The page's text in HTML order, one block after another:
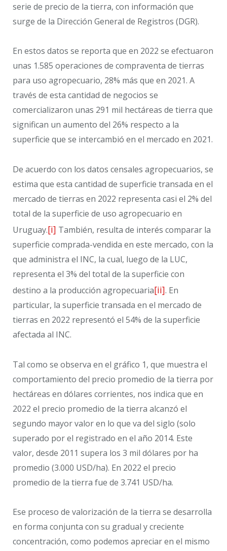
serie de precio de la tierra, con información que
surge de la Dirección General de Registros (DGR).
En estos datos se reporta que en 2022 se efectuaron
unas 1.585 operaciones de compraventa de tierras
para uso agropecuario, 28% más que en 2021. A
través de esta cantidad de negocios se
comercializaron unas 291 mil hectáreas de tierra que
significan un aumento del 26% respecto a la
superficie que se intercambió en el mercado en 2021.
De acuerdo con los datos censales agropecuarios, se
estima que esta cantidad de superficie transada en el
mercado de tierras en 2022 representa casi el 2% del
total de la superficie de uso agropecuario en
Uruguay.[i] También, resulta de interés comparar la
superficie comprada-vendida en este mercado, con la
que administra el INC, la cual, luego de la LUC,
representa el 3% del total de la superficie con
destino a la producción agropecuaria[ii]. En
particular, la superficie transada en el mercado de
tierras en 2022 representó el 54% de la superficie
afectada al INC.
Tal como se observa en el gráfico 1, que muestra el
comportamiento del precio promedio de la tierra por
hectáreas en dólares corrientes, nos indica que en
2022 el precio promedio de la tierra alcanzó el
segundo mayor valor en lo que va del siglo (solo
superado por el registrado en el año 2014. Este
valor, desde 2011 supera los 3 mil dólares por ha
promedio (3.000 USD/ha). En 2022 el precio
promedio de la tierra fue de 3.741 USD/ha.
Ese proceso de valorización de la tierra se desarrolla
en forma conjunta con su gradual y creciente
concentración, como podemos apreciar en el mismo